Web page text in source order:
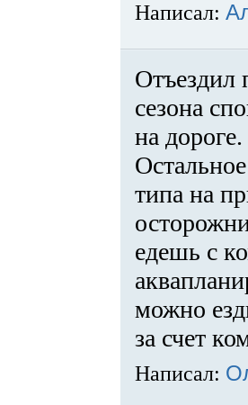
Написал:
Отъездил
сезона
на
типа на
едешь с
можно
за счет
Написал: